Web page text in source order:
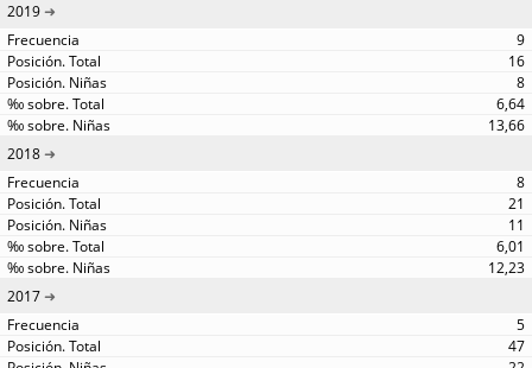
2019
9
16
8
6,64
13,66
2018
8
21
11
6,01
12,23
2017
5
47